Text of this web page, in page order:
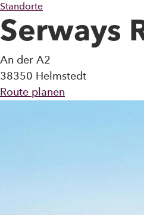
Familie Business
Standorte
Serways
An der A2
38350 Helmstedt
Route planen